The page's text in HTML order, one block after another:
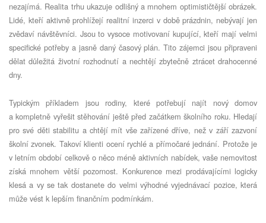
nezajímá. Realita trhu ukazuje odlišný a mnohem optimističtější obrázek.
Lidé, kteří aktivně prohlížejí realitní inzerci v době prázdnin, nebývají jen
zvědaví návštěvníci. Jsou to vysoce motivovaní kupující, kteří mají velmi
specifické potřeby a jasně daný časový plán. Tito zájemci jsou připraveni
dělat důležitá životní rozhodnutí a nechtějí zbytečně ztrácet drahocenné
dny.
Typickým příkladem jsou rodiny, které potřebují najít nový domov
a kompletně vyřešit stěhování ještě před začátkem školního roku. Hledají
pro své děti stabilitu a chtějí mít vše zařízené dříve, než v září zazvoní
školní zvonek. Takoví klienti ocení rychlé a přímočaré jednání. Protože je
v letním období celkově o něco méně aktivních nabídek, vaše nemovitost
získá mnohem větší pozornost. Konkurence mezi prodávajícími logicky
klesá a vy se tak dostanete do velmi výhodné vyjednávací pozice, která
může vést k lepším finančním podmínkám.